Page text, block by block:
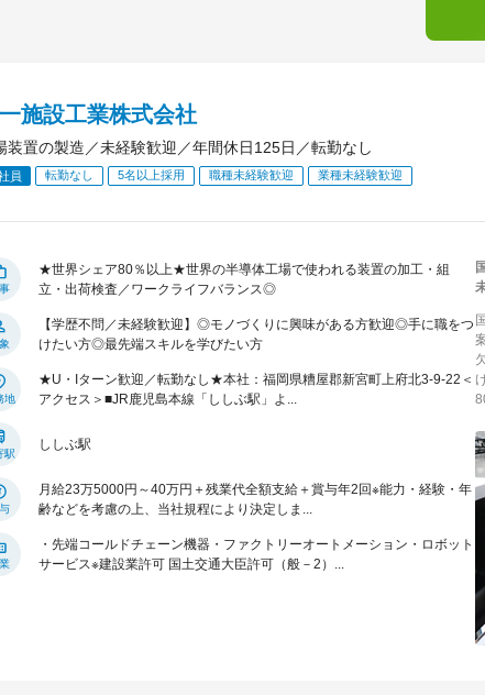
施設工業株式会社
装置の製造／未経験歓迎／年間休日125日／転勤なし
員 転勤なし 5名以上採用 職種未経験歓迎 業種未経験歓迎
★世界シェア80％以上★世界の半導体工場で使われる装置の加工・組
立・出荷検査／ワークライフバランス◎
【学歴不問／未経験歓迎】◎モノづくりに興味がある方歓迎◎手に職をつ
けたい方◎最先端スキルを学びたい方
地
★U・Iターン歓迎／転勤なし★本社：福岡県糟屋郡新宮町上府北3‐9‐22＜
アクセス＞■JR鹿児島本線「ししぶ駅」よ...
駅
ししぶ駅
月給23万5000円～40万円＋残業代全額支給＋賞与年2回※能力・経験・年
齢などを考慮の上、当社規程により決定しま...
・先端コールドチェーン機器・ファクトリーオートメーション・ロボット
サービス※建設業許可 国土交通大臣許可（般－2）...